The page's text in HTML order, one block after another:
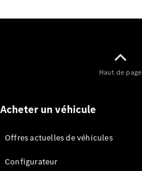
eVito
Fourgon
Tourer
Haut de page
Acheter un véhicule
Offres actuelles de véhicules
Configurateur